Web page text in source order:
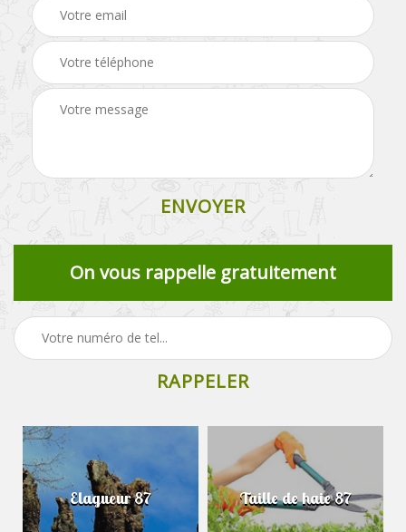
On vous rappelle gratuitement
Elagueur 87 Taille de haie 87